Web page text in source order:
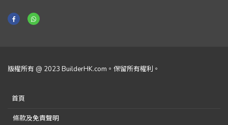
版權所有 @ 2023 BuilderHK.com。保留所有權利。
首頁
條款及免責聲明